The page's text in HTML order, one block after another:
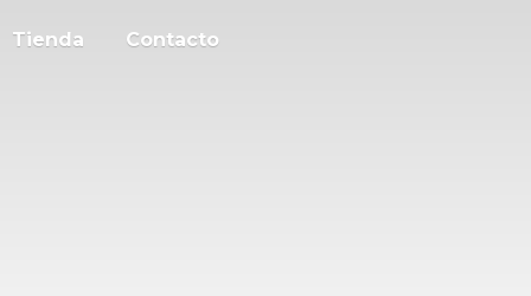
Tienda Contacto